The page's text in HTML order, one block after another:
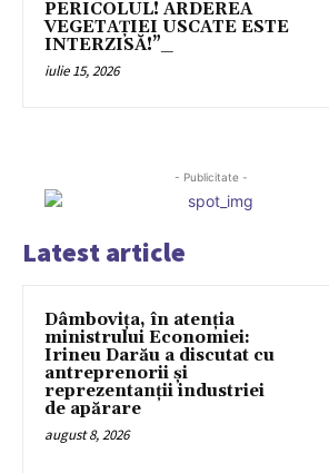
PERICOLUL! ARDEREA
VEGETAȚIEI USCATE ESTE
INTERZISĂ!”_
iulie 15, 2026
- Publicitate -
Latest article
Dâmbovița, în atenția
ministrului Economiei:
Irineu Darău a discutat cu
antreprenorii și
reprezentanții industriei
de apărare
august 8, 2026